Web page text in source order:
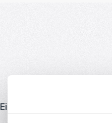
Eigenschaften